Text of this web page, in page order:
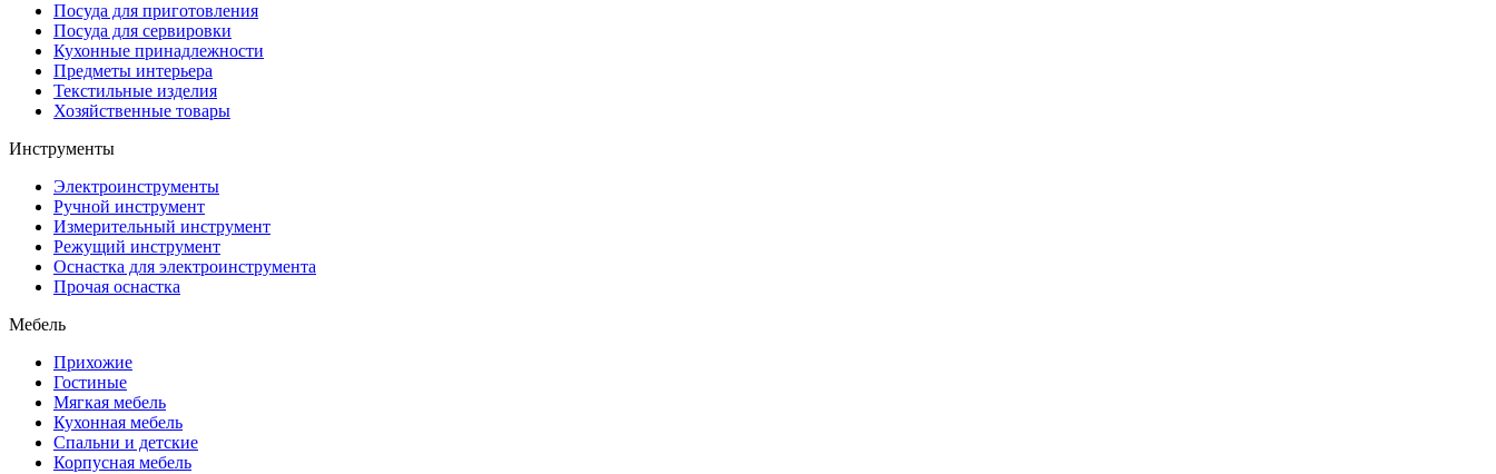
Посуда для приготовления
Посуда для сервировки
Кухонные принадлежности
Предметы интерьера
Текстильные изделия
Хозяйственные товары
Инструменты
Электроинструменты
Ручной инструмент
Измерительный инструмент
Режущий инструмент
Оснастка для электроинструмента
Прочая оснастка
Мебель
Прихожие
Гостиные
Мягкая мебель
Кухонная мебель
Спальни и детские
Корпусная мебель